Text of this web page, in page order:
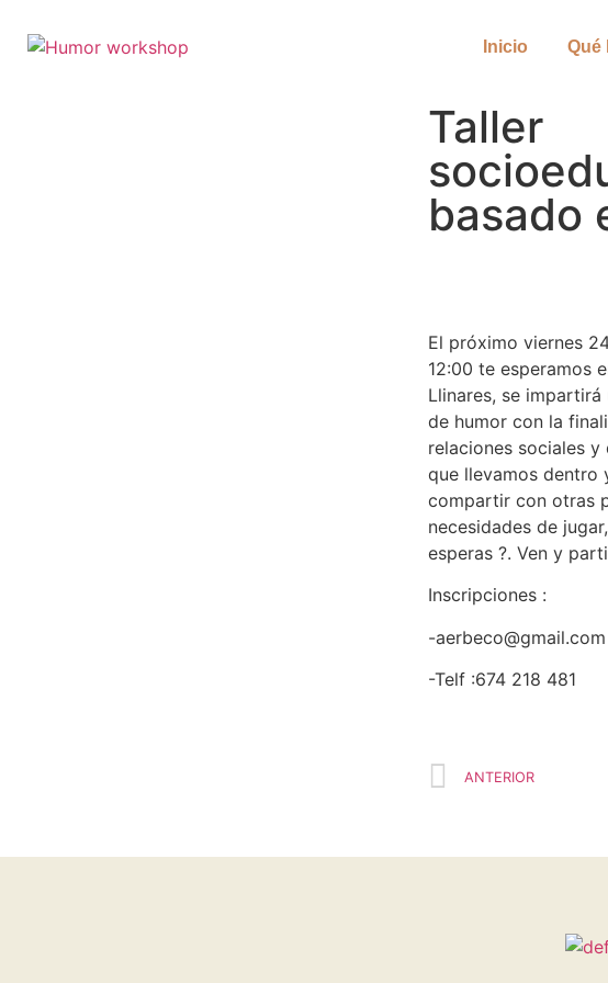
Inicio Qué
Taller
basado
El próximo viernes
12:00 te esperamos
Llinares, se
de humor con la
relaciones sociales
que llevamos dentro
compartir con otras
necesidades de
esperas ?. Ven y
Inscripciones :
-aerbeco@gmail.com
-Telf :674 218 481
ANTERIOR